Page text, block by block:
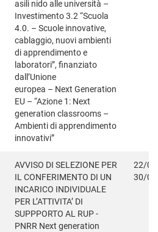
asili nido alle università –
Investimento 3.2 “Scuola
4.0. – Scuole innovative,
cablaggio, nuovi ambienti
di apprendimento e
laboratori”, finanziato
dall’Unione
europea – Next Generation
EU – “Azione 1: Next
generation classrooms –
Ambienti di apprendimento
innovativi”
AVVISO DI SELEZIONE PER
IL CONFERIMENTO DI UN
INCARICO INDIVIDUALE
PER L’ATTIVITA’ DI
SUPPPORTO AL RUP -
PNRR Next generation
22/
30/